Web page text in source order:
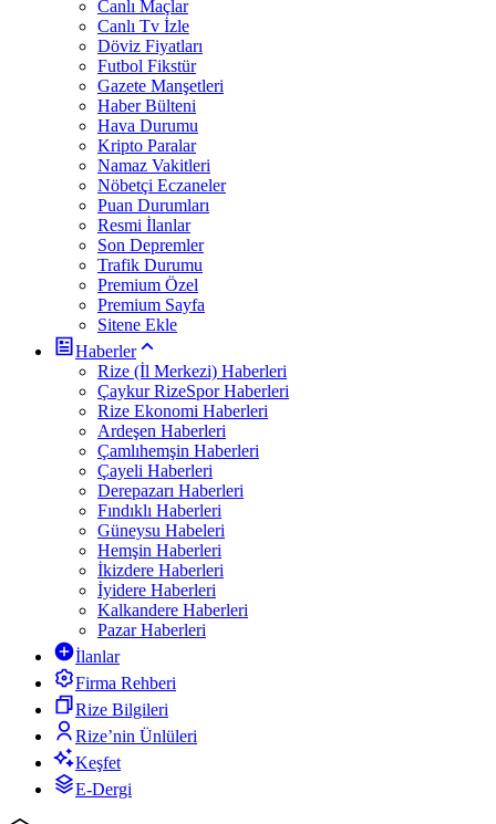
Canlı Maçlar
Canlı Tv İzle
Döviz Fiyatları
Futbol Fikstür
Gazete Manşetleri
Haber Bülteni
Hava Durumu
Kripto Paralar
Namaz Vakitleri
Nöbetçi Eczaneler
Puan Durumları
Resmi İlanlar
Son Depremler
Trafik Durumu
Premium Özel
Premium Sayfa
Sitene Ekle
Haberler
Rize (İl Merkezi) Haberleri
Çaykur RizeSpor Haberleri
Rize Ekonomi Haberleri
Ardeşen Haberleri
Çamlıhemşin Haberleri
Çayeli Haberleri
Derepazarı Haberleri
Fındıklı Haberleri
Güneysu Habeleri
Hemşin Haberleri
İkizdere Haberleri
İyidere Haberleri
Kalkandere Haberleri
Pazar Haberleri
İlanlar
Firma Rehberi
Rize Bilgileri
Rize’nin Ünlüleri
Keşfet
E-Dergi